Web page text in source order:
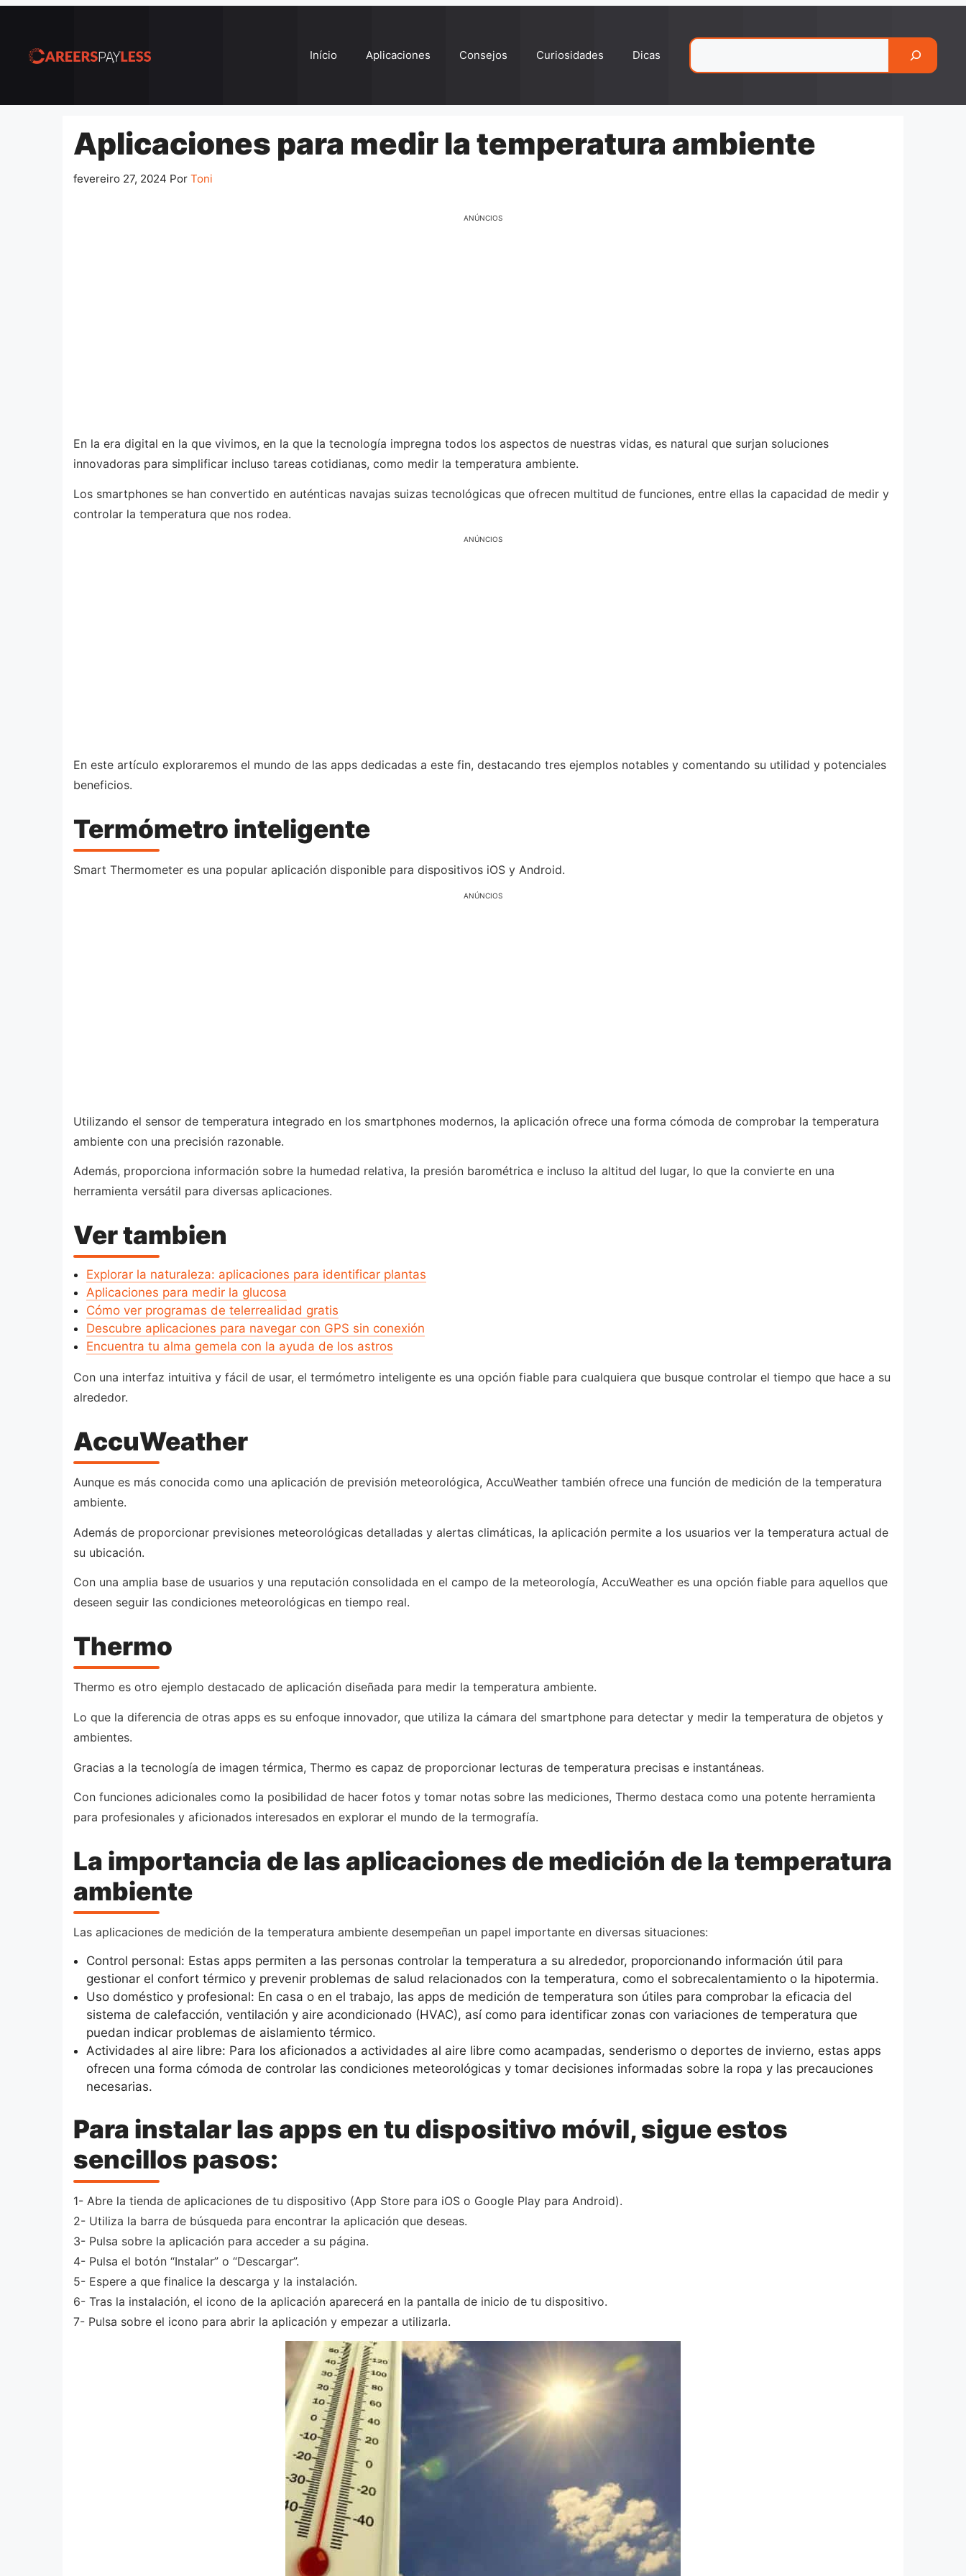
conteúdo
Início Aplicaciones Consejos Curiosidades Dicas
Aplicaciones para medir la temperatura ambiente
fevereiro 27, 2024 Por Toni
ANÚNCIOS
En la era digital en la que vivimos, en la que la tecnología impregna todos los aspectos de nuestras vidas, es natural que surjan soluciones
innovadoras para simplificar incluso tareas cotidianas, como medir la temperatura ambiente.
Los smartphones se han convertido en auténticas navajas suizas tecnológicas que ofrecen multitud de funciones, entre ellas la capacidad de medir y
controlar la temperatura que nos rodea.
ANÚNCIOS
En este artículo exploraremos el mundo de las apps dedicadas a este fin, destacando tres ejemplos notables y comentando su utilidad y potenciales
beneficios.
Termómetro inteligente
Smart Thermometer es una popular aplicación disponible para dispositivos iOS y Android.
ANÚNCIOS
Utilizando el sensor de temperatura integrado en los smartphones modernos, la aplicación ofrece una forma cómoda de comprobar la temperatura
ambiente con una precisión razonable.
Además, proporciona información sobre la humedad relativa, la presión barométrica e incluso la altitud del lugar, lo que la convierte en una
herramienta versátil para diversas aplicaciones.
Ver tambien
Explorar la naturaleza: aplicaciones para identificar plantas
Aplicaciones para medir la glucosa
Cómo ver programas de telerrealidad gratis
Descubre aplicaciones para navegar con GPS sin conexión
Encuentra tu alma gemela con la ayuda de los astros
Con una interfaz intuitiva y fácil de usar, el termómetro inteligente es una opción fiable para cualquiera que busque controlar el tiempo que hace a su
alrededor.
AccuWeather
Aunque es más conocida como una aplicación de previsión meteorológica, AccuWeather también ofrece una función de medición de la temperatura
ambiente.
Además de proporcionar previsiones meteorológicas detalladas y alertas climáticas, la aplicación permite a los usuarios ver la temperatura actual de
su ubicación.
Con una amplia base de usuarios y una reputación consolidada en el campo de la meteorología, AccuWeather es una opción fiable para aquellos que
deseen seguir las condiciones meteorológicas en tiempo real.
Thermo
Thermo es otro ejemplo destacado de aplicación diseñada para medir la temperatura ambiente.
Lo que la diferencia de otras apps es su enfoque innovador, que utiliza la cámara del smartphone para detectar y medir la temperatura de objetos y
ambientes.
Gracias a la tecnología de imagen térmica, Thermo es capaz de proporcionar lecturas de temperatura precisas e instantáneas.
Con funciones adicionales como la posibilidad de hacer fotos y tomar notas sobre las mediciones, Thermo destaca como una potente herramienta
para profesionales y aficionados interesados en explorar el mundo de la termografía.
La importancia de las aplicaciones de medición de la temperatura
ambiente
Las aplicaciones de medición de la temperatura ambiente desempeñan un papel importante en diversas situaciones:
Control personal: Estas apps permiten a las personas controlar la temperatura a su alrededor, proporcionando información útil para
gestionar el confort térmico y prevenir problemas de salud relacionados con la temperatura, como el sobrecalentamiento o la hipotermia.
Uso doméstico y profesional: En casa o en el trabajo, las apps de medición de temperatura son útiles para comprobar la eficacia del
sistema de calefacción, ventilación y aire acondicionado (HVAC), así como para identificar zonas con variaciones de temperatura que
puedan indicar problemas de aislamiento térmico.
Actividades al aire libre: Para los aficionados a actividades al aire libre como acampadas, senderismo o deportes de invierno, estas apps
ofrecen una forma cómoda de controlar las condiciones meteorológicas y tomar decisiones informadas sobre la ropa y las precauciones
necesarias.
Para instalar las apps en tu dispositivo móvil, sigue estos
sencillos pasos:
1- Abre la tienda de aplicaciones de tu dispositivo (App Store para iOS o Google Play para Android).
2- Utiliza la barra de búsqueda para encontrar la aplicación que deseas.
3- Pulsa sobre la aplicación para acceder a su página.
4- Pulsa el botón “Instalar” o “Descargar”.
5- Espere a que finalice la descarga y la instalación.
6- Tras la instalación, el icono de la aplicación aparecerá en la pantalla de inicio de tu dispositivo.
7- Pulsa sobre el icono para abrir la aplicación y empezar a utilizarla.